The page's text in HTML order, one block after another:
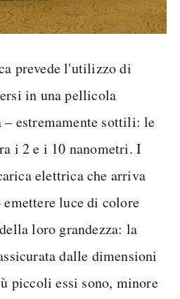
prevede l'utilizzo di
in una pellicola
estremamente sottili: le
i 2 e i 10 nanometri. I
elettrica che arriva
luce di colore
loro grandezza: la
dalle dimensioni
piccoli essi sono, minore